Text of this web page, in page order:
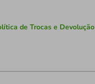
de Trocas e Devolução